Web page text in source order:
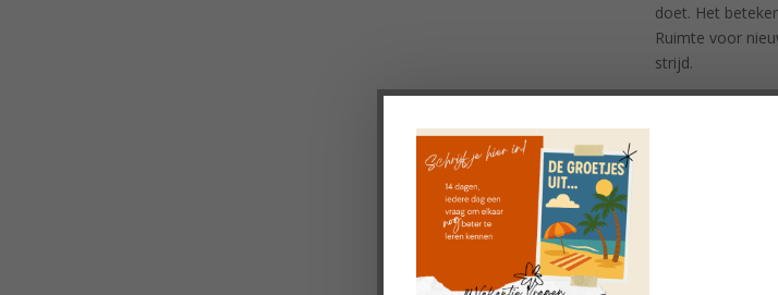
doet. Het
Ruimte voor
strijd.
We weten dat
benoemen.